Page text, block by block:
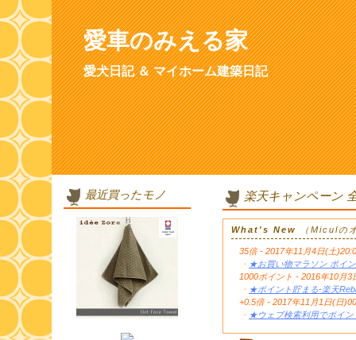
愛車のみえる家
愛犬日記 ＆ マイホーム建築日記
楽天キャンペーン
What's New （Miculの
35倍 - 2017年11月4日(土
・ ★お買い物マラソン ポイ
1000ポイント - 2016年10月
・ ★ポイント貯まる-楽天
+0.5倍 - 2017年11月1日(日
・ ★ウェブ検索利用でポイン
最近買ったモノ